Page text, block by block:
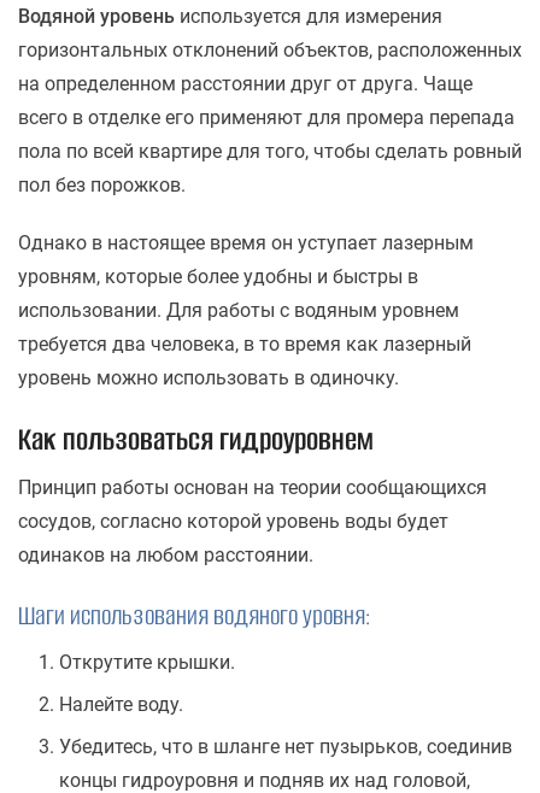
Водяной уровень используется для измерения
горизонтальных отклонений объектов, расположенных
на определенном расстоянии друг от друга. Чаще
всего в отделке его применяют для промера перепада
пола по всей квартире для того, чтобы сделать ровный
пол без порожков.
Однако в настоящее время он уступает лазерным
уровням, которые более удобны и быстры в
использовании. Для работы с водяным уровнем
требуется два человека, в то время как лазерный
уровень можно использовать в одиночку.
Как пользоваться гидроуровнем
Принцип работы основан на теории сообщающихся
сосудов, согласно которой уровень воды будет
одинаков на любом расстоянии.
Шаги использования водяного уровня:
Открутите крышки.
Налейте воду.
Убедитесь, что в шланге нет пузырьков, соединив
концы гидроуровня и подняв их над головой,